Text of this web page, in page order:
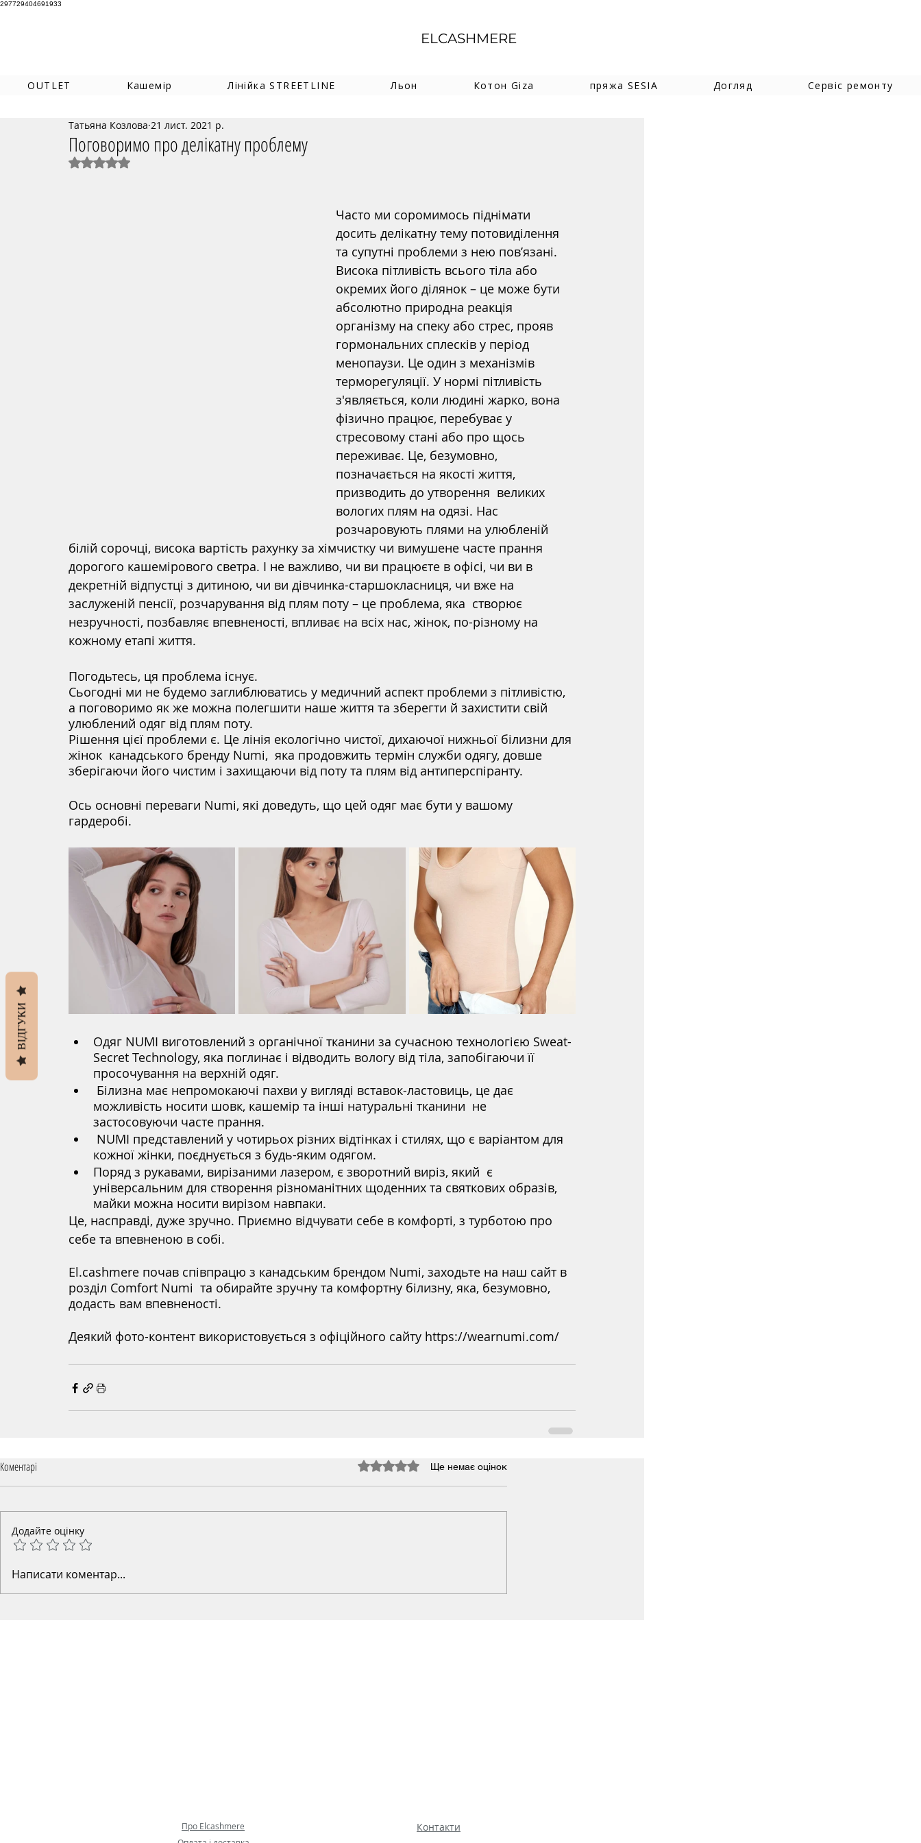
297729404691933
ELCASHMERE
OUTLET Кашемір Лінійка STREETLINE Льон Котон Giza пряжа SESIA Догляд Сервіс ремонту
Поговоримо про делікатну проблему
Татьяна Козлова 21 лист. 2021 р.
Оцінка: NaN з 5 зірок.
Часто ми соромимось піднімати
досить делікатну тему потовиділення
та супутні проблеми з нею пов’язані.
Висока пітливість всього тіла або
окремих його ділянок – це може бути
абсолютно природна реакція
організму на спеку або стрес, прояв
гормональних сплесків у період
менопаузи. Це один з механізмів
терморегуляції. У нормі пітливість
з'являється, коли людині жарко, вона
фізично працює, перебуває у
стресовому стані або про щось
переживає. Це, безумовно,
позначається на якості життя,
призводить до утворення  великих
вологих плям на одязі. Нас
розчаровують плями на улюбленій
білій сорочці, висока вартість рахунку за хімчистку чи вимушене часте прання
дорогого кашемірового светра. І не важливо, чи ви працюєте в офісі, чи ви в
декретній відпустці з дитиною, чи ви дівчинка-старшокласниця, чи вже на
заслуженій пенсії, розчарування від плям поту – це проблема, яка  створює
незручності, позбавляє впевненості, впливає на всіх нас, жінок, по-різному на
кожному етапі життя.
Погодьтесь, ця проблема існує.
Сьогодні ми не будемо заглиблюватись у медичний аспект проблеми з пітливістю,
а поговоримо як же можна полегшити наше життя та зберегти й захистити свій
улюблений одяг від плям поту.
Рішення цієї проблеми є. Це лінія екологічно чистої, дихаючої нижньої білизни для
жінок  канадського бренду Numi,  яка продовжить термін служби одягу, довше
зберігаючи його чистим і захищаючи від поту та плям від антиперспіранту.
Ось основні переваги Numi, які доведуть, що цей одяг має бути у вашому
гардеробі.
Одяг NUMI виготовлений з органічної тканини за сучасною технологією Sweat-
Secret Technology, яка поглинає і відводить вологу від тіла, запобігаючи її
просочування на верхній одяг.
можливість носити шовк, кашемір та інші натуральні тканини  не
застосовуючи часте прання.
кожної жінки, поєднується з будь-яким одягом.
Поряд з рукавами, вирізаними лазером, є зворотний виріз, який  є
універсальним для створення різноманітних щоденних та святкових образів,
майки можна носити вирізом навпаки.
Це, насправді, дуже зручно. Приємно відчувати себе в комфорті, з турботою про
себе та впевненою в собі.
El.cashmere почав співпрацю з канадським брендом Numi, заходьте на наш сайт в
розділ Comfort Numi  та обирайте зручну та комфортну білизну, яка, безумовно,
додасть вам впевненості.
Деякий фото-контент використовується з офіційного сайту https://wearnumi.com/
Коментарі Оцінка: 0 з 5 зірок.Ще немає оцінок
Додайте оцінку
Написати коментар...
Про Elcashmere
Контакти
ВІДГУКИ